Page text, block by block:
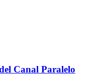
Canal Paralelo